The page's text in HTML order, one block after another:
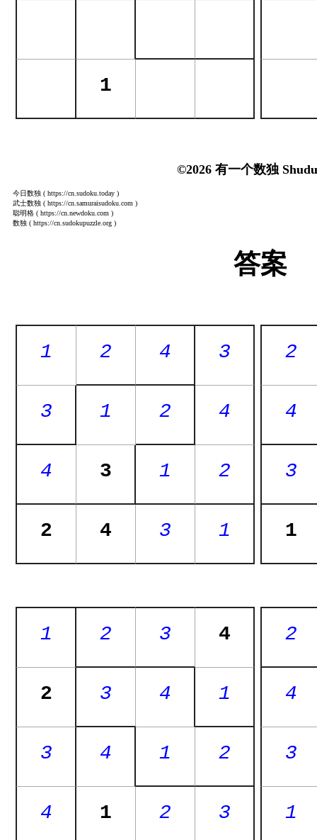
©2026 有一个数独
今日数独 ( https://cn.sudoku.today )
武士数独 ( https://cn.samuraisudoku.com )
聪明格 ( https://cn.newdoku.com )
数独 ( https://cn.sudokupuzzle.org )
答案